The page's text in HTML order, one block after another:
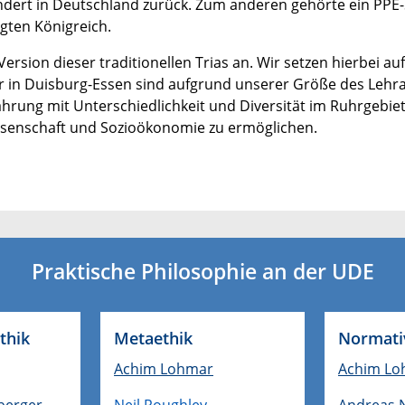
in Deutschland zurück. Zum anderen gehörte ein
Königreich.
dieser traditionellen Trias an. Wir setzen hierbei
Duisburg-Essen sind aufgrund unserer Größe des
mit Unterschiedlichkeit und Diversität im
und Sozioökonomie zu ermöglichen.
Praktische Philosophie an der UDE
Metaethik
Achim Lohmar
Achim